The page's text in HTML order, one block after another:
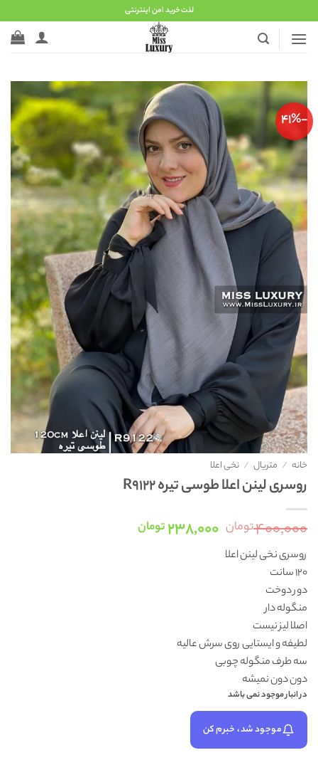
to
content
لذت خرید امن اینترنتی
-41%
خانه / متریال / نخی اعلا
روسری لینن اعلا طوسی تیره R9122
۴۰۰,۰۰۰تومان قیمت
۲۳۸,۰۰۰تومانقیمت
روسری نخی لینن اعلا
۱۲۰ سانت
دور دوخت
منگوله دار
اصلا لیز نیست
لطیفه و ایستایی روی سرش عالیه
سه طرف منگوله چوبی
دون دون نمیشه
در انبار موجود نمی باشد
موجود شد، خبرم کن